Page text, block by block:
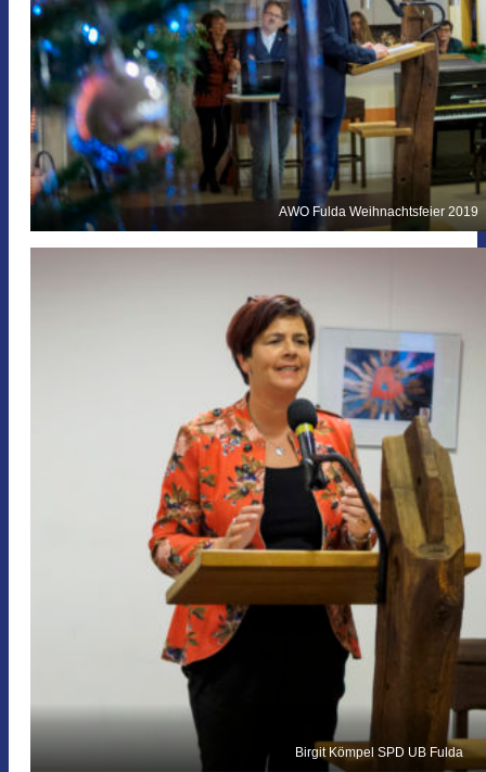
AWO Fulda Weihnachtsfeier 2019
Birgit Kömpel SPD UB Fulda